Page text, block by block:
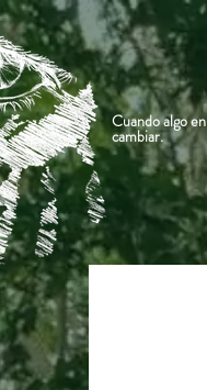
Cuando algo
cambiar.